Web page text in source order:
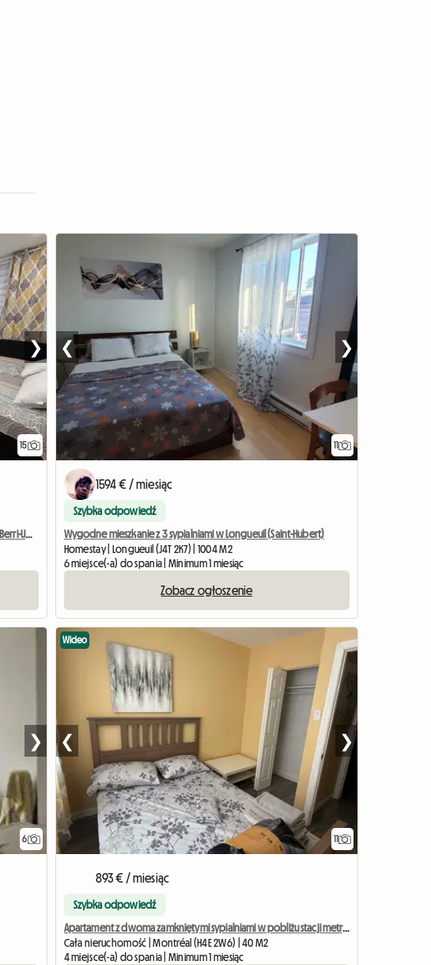
15
❯
W pełni umeblowane studio, all-inclusive, blisko stacji metra Berri-UQAM
11
❮ ❯
1594 € / miesiąc
Szybka odpowiedź
Wygodne mieszkanie z 3 sypialniami w Longueuil (Saint-Hubert)
Homestay | Longueuil (J4T 2K7) | 1004 M2
6 miejsce(-a) do spania | Minimum 1 miesiąc
Zobacz ogłoszenie
6
❯
11
Wideo
❮ ❯
893 € / miesiąc
Szybka odpowiedź
Apartament z dwoma zamkniętymi sypialniami w pobliżu stacji metra Angrignon
Cała nieruchomość | Montréal (H4E 2W6) | 40 M2
4 miejsce(-a) do spania | Minimum 1 miesiąc